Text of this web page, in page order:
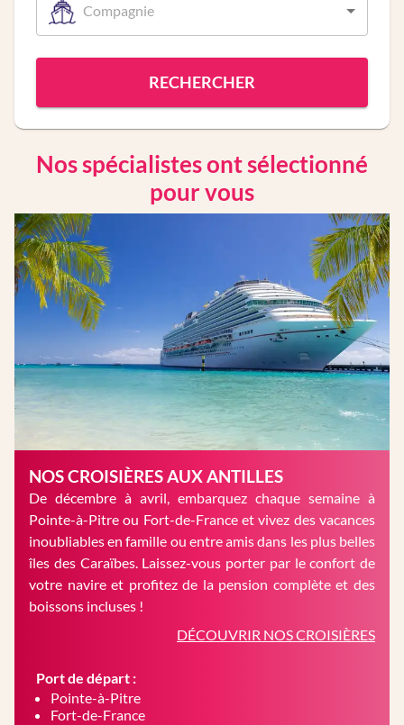
Compagnie
RECHERCHER
Nos spécialistes ont sélectionné
pour vous
NOS CROISIÈRES AUX ANTILLES
De décembre à avril, embarquez chaque semaine à
Pointe-à-Pitre ou Fort-de-France et vivez des vacances
inoubliables en famille ou entre amis dans les plus belles
îles des Caraïbes. Laissez-vous porter par le confort de
votre navire et profitez de la pension complète et des
boissons incluses !
DÉCOUVRIR NOS CROISIÈRES
Port de départ :
Pointe-à-Pitre
Fort-de-France